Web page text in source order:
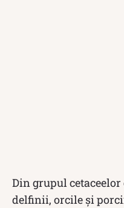
Din grupul
delfinii, orcile și